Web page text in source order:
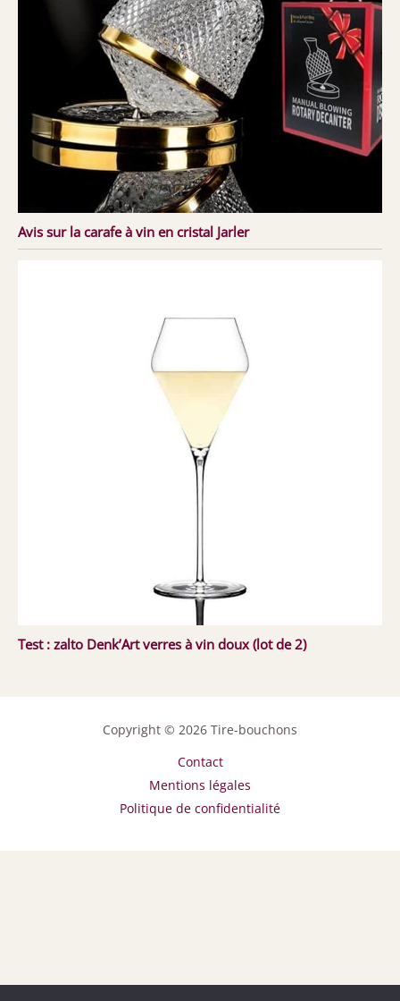
Avis sur la carafe à vin en cristal Jarler
Test : zalto Denk’Art verres à vin doux (lot de 2)
Copyright © 2026 Tire-bouchons
Contact
Mentions légales
Politique de confidentialité